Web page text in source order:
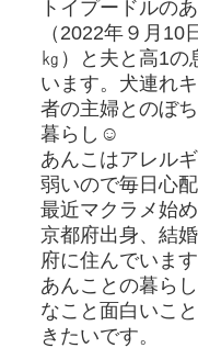
トイプードルの
（2022年９月10
㎏）と夫と高1の
います。犬連れ
者の主婦とのぼ
暮らし☺︎
あんこはアレル
弱いので毎日心配
最近マクラメ始
京都府出身、結
府に住んでいます
あんことの暮ら
なこと面白いこ
きたいです。